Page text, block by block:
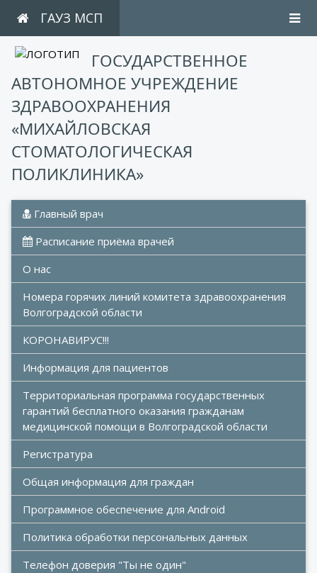
ГАУЗ МСП
ГОСУДАРСТВЕННОЕ
АВТОНОМНОЕ УЧРЕЖДЕНИЕ
ЗДРАВООХРАНЕНИЯ
«МИХАЙЛОВСКАЯ
СТОМАТОЛОГИЧЕСКАЯ
ПОЛИКЛИНИКА»
Главный врач
Расписание приёма врачей
О нас
Номера горячих линий комитета здравоохранения
Волгоградской области
КОРОНАВИРУС!!!
Информация для пациентов
Территориальная программа государственных
гарантий бесплатного оказания гражданам
медицинской помощи в Волгоградской области
Регистратура
Общая информация для граждан
Программное обеспечение для Android
Политика обработки персональных данных
Телефон доверия "Ты не один"